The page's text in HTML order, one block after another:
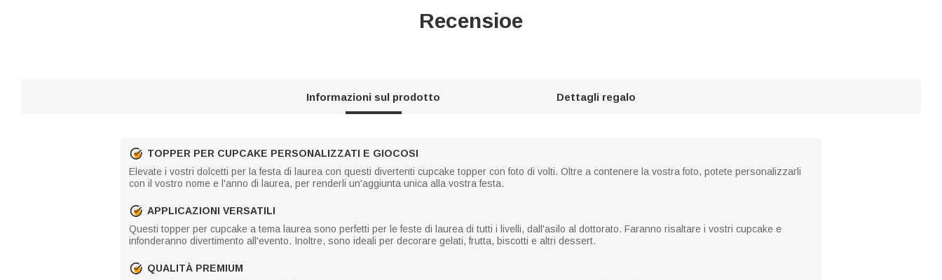
Recensioe
Informazioni sul prodotto Dettagli regalo
TOPPER PER CUPCAKE PERSONALIZZATI E GIOCOSI
Elevate i vostri dolcetti per la festa di laurea con questi divertenti cupcake topper con foto di volti. Oltre a contenere la vostra foto, potete personalizzarli
con il vostro nome e l'anno di laurea, per renderli un'aggiunta unica alla vostra festa.
APPLICAZIONI VERSATILI
Questi topper per cupcake a tema laurea sono perfetti per le feste di laurea di tutti i livelli, dall'asilo al dottorato. Faranno risaltare i vostri cupcake e
infonderanno divertimento all'evento. Inoltre, sono ideali per decorare gelati, frutta, biscotti e altri dessert.
QUALITÀ PREMIUM